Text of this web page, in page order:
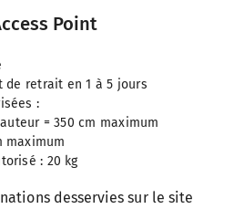
Point
de retrait en 1 à 5 jours
:
= 350 cm maximum
maximum
: 20 kg
desservies sur le site